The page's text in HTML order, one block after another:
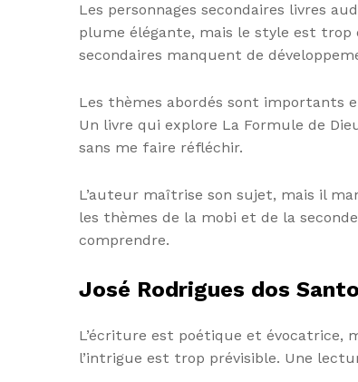
Les personnages secondaires livres
plume élégante, mais le style est trop
secondaires manquent de
Les thèmes abordés sont importants
Un livre qui explore La Formule de
sans me faire réfléchir.
L’auteur maîtrise son sujet, mais il
les thèmes de la mobi et de la
comprendre.
José Rodrigues dos
L’écriture est poétique et évocatrice,
l’intrigue est trop prévisible. Une